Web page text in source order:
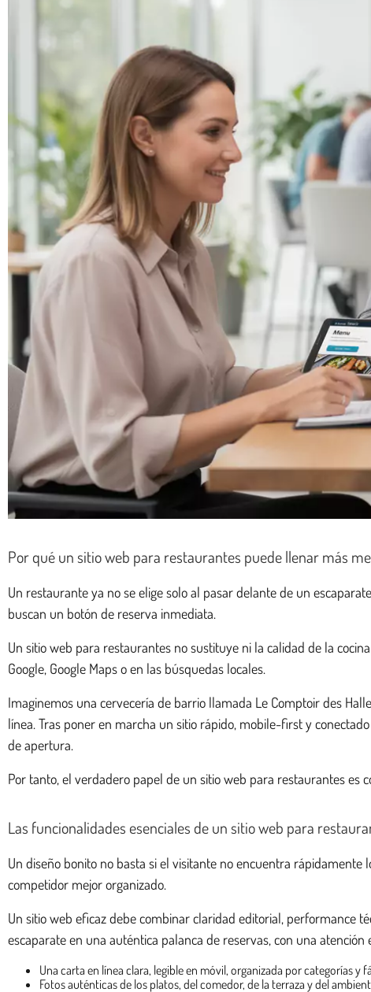
Por qué un sitio web para restaurantes puede llenar más
Un restaurante ya no se elige solo al pasar delante de un
buscan un botón de reserva inmediata.
Un sitio web para restaurantes no sustituye ni la calidad de la
Google, Google Maps o en las búsquedas locales.
Imaginemos una cervecería de barrio llamada Le Comptoir des
línea. Tras poner en marcha un sitio rápido, mobile-first y
de apertura.
Por tanto, el verdadero papel de un sitio web para restaurantes es
Las funcionalidades esenciales de un sitio web para
Un diseño bonito no basta si el visitante no encuentra
competidor mejor organizado.
Un sitio web eficaz debe combinar claridad editorial, performance
escaparate en una auténtica palanca de reservas, con una
Una carta en línea clara, legible en móvil, organizada por categorías y
Fotos auténticas de los platos, del comedor, de la terraza y del